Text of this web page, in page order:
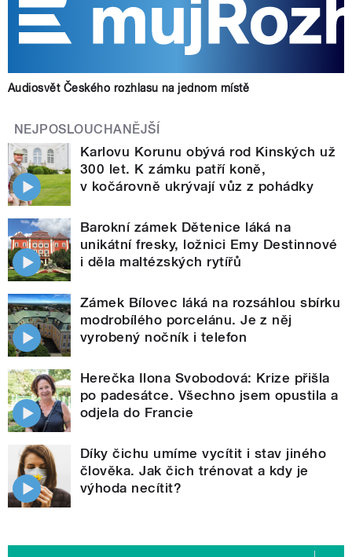
Audiosvět Českého rozhlasu na jednom místě
NEJPOSLOUCHANĚJŠÍ
Karlovu Korunu obývá rod Kinských už
300 let. K zámku patří koně,
v kočárovně ukrývají vůz z pohádky
Barokní zámek Dětenice láká na
unikátní fresky, ložnici Emy Destinnové
i děla maltézských rytířů
Zámek Bílovec láká na rozsáhlou sbírku
modrobílého porcelánu. Je z něj
vyrobený nočník i telefon
Herečka Ilona Svobodová: Krize přišla
po padesátce. Všechno jsem opustila a
odjela do Francie
Díky čichu umíme vycítit i stav jiného
člověka. Jak čich trénovat a kdy je
výhoda necítit?